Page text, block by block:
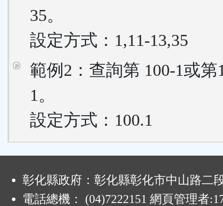
35。
設定方式：1,11-13,35
範例2：查詢第 100-1或第
1。
設定方式：100.1
彰化縣政府：彰化縣彰化市中山路二
電話總機： (04)7222151 網頁管理者